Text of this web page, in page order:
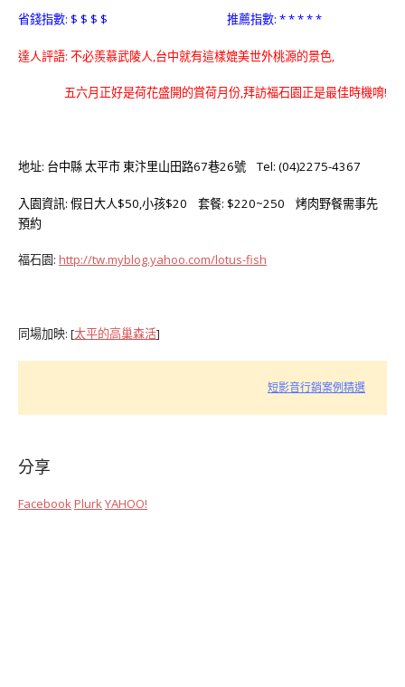
省錢指數: $ $ $ $ 推薦指數: * * * * *
達人評語: 不必羨慕武陵人,台中就有這樣媲美世外桃源的景色,
五六月正好是荷花盛開的賞荷月份,拜訪福石園正是最佳時機唷!
地址: 台中縣 太平市 東汴里山田路67巷26號 Tel: (04)2275-4367
入園資訊: 假日大人$50,小孩$20 套餐: $220~250 烤肉野餐需事先
預約
福石園: http://tw.myblog.yahoo.com/lotus-fish
同場加映: [太平的高巢森活]
短影音行銷案例精選
分享
Facebook Plurk YAHOO!